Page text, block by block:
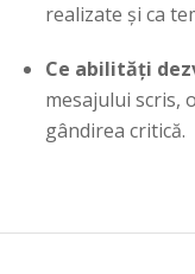
realizate și ca
Ce abilități
mesajului scris,
gândirea critică.